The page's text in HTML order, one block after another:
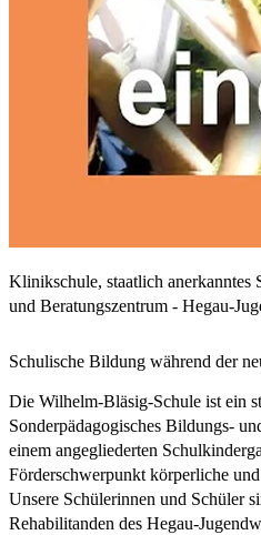
Klinikschule, staatlich anerkanntes
und Beratungszentrum - Hegau-
Schulische Bildung während der
Die Wilhelm-Bläsig-Schule ist ein
Sonderpädagogisches Bildungs-
einem angegliederten
Förderschwerpunkt körperliche
Unsere Schülerinnen und Schüler
Rehabilitanden des Hegau-